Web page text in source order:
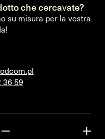
che cercavate?
su misura per la vostra
36 59